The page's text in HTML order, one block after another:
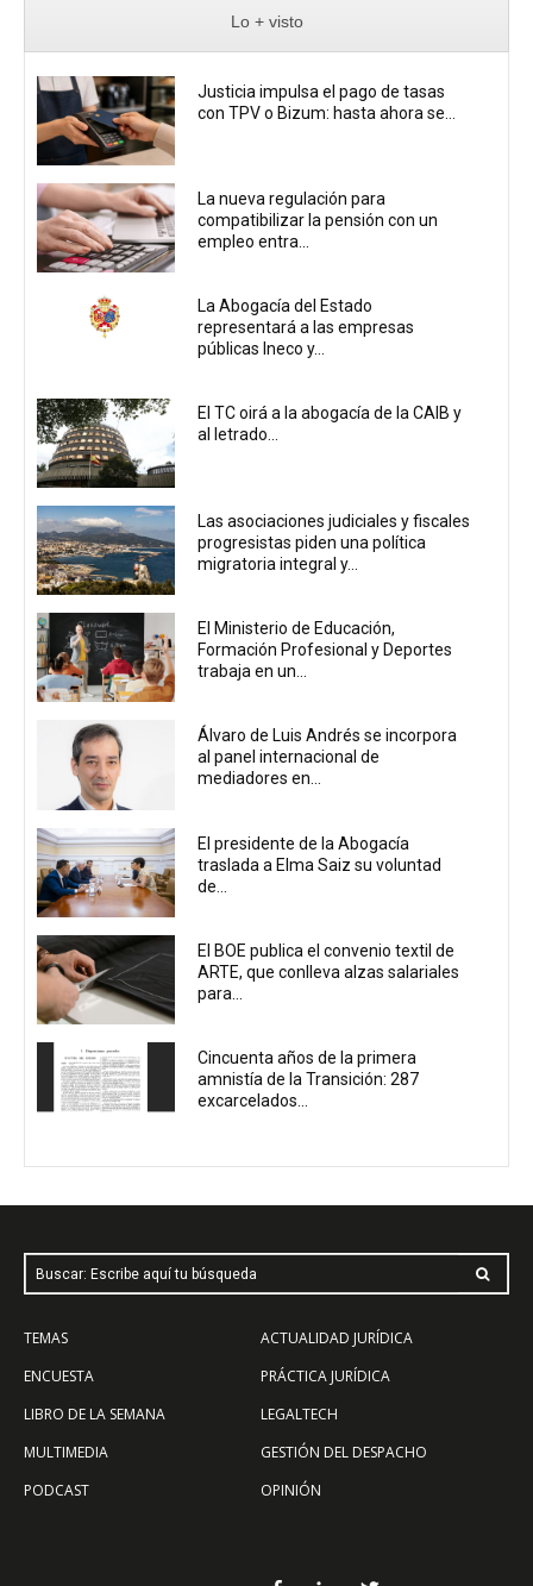
Lo + visto
Justicia impulsa el pago de tasas
con TPV o Bizum: hasta ahora se...
La nueva regulación para
compatibilizar la pensión con un
empleo entra...
La Abogacía del Estado
representará a las empresas
públicas Ineco y...
El TC oirá a la abogacía de la CAIB y
al letrado...
Las asociaciones judiciales y fiscales
progresistas piden una política
migratoria integral y...
El Ministerio de Educación,
Formación Profesional y Deportes
trabaja en un...
Álvaro de Luis Andrés se incorpora
al panel internacional de
mediadores en...
El presidente de la Abogacía
traslada a Elma Saiz su voluntad
de...
El BOE publica el convenio textil de
ARTE, que conlleva alzas salariales
para...
Cincuenta años de la primera
amnistía de la Transición: 287
excarcelados...
Buscar: Escribe aquí tu búsqueda
TEMAS
ENCUESTA
LIBRO DE LA SEMANA
MULTIMEDIA
PODCAST
ACTUALIDAD JURÍDICA
PRÁCTICA JURÍDICA
LEGALTECH
GESTIÓN DEL DESPACHO
OPINIÓN